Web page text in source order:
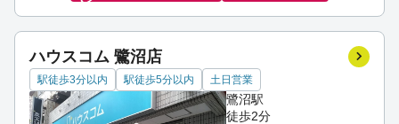
ハウスコム 鷺沼店
駅徒歩3分以内 駅徒歩5分以内 土日営業
鷺沼駅
徒歩2分